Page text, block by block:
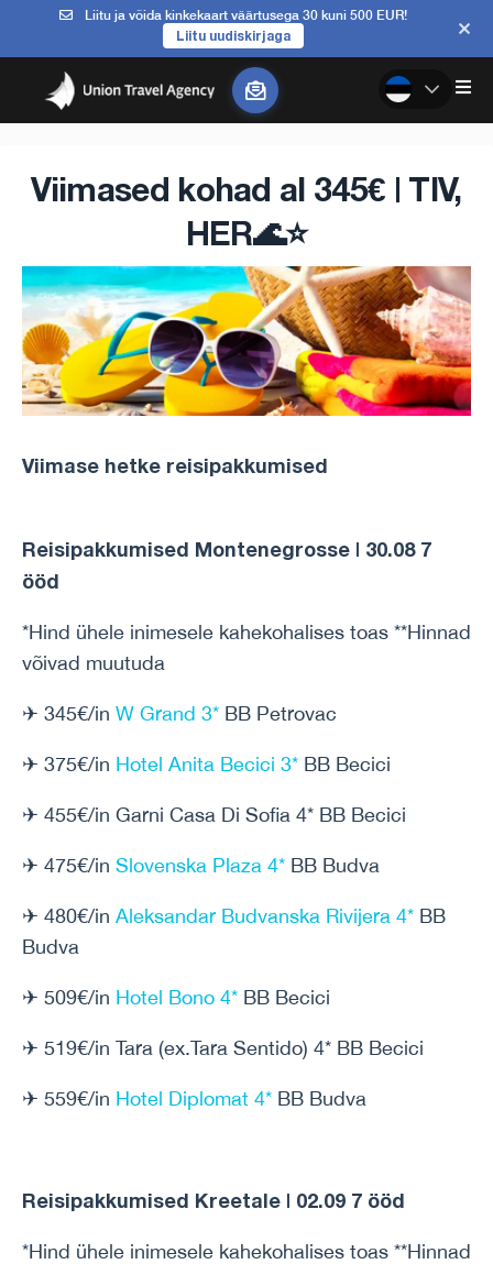
Liitu ja võida kinkekaart väärtusega 30 kuni 500 EUR!
Liitu uudiskirjaga
Viimased kohad al 345€ | TIV,
HER🌊⭐️
Viimase hetke reisipakkumised
Reisipakkumised Montenegrosse | 30.08 7
ööd
*Hind ühele inimesele kahekohalises toas **Hinnad
võivad muutuda
✈ 345€/in W Grand 3* BB Petrovac
✈ 375€/in Hotel Anita Becici 3* BB Becici
✈ 455€/in Garni Casa Di Sofia 4* BB Becici
✈ 475€/in Slovenska Plaza 4* BB Budva
✈ 480€/in Aleksandar Budvanska Rivijera 4* BB
Budva
✈ 509€/in Hotel Bono 4* BB Becici
✈ 519€/in Tara (ex.Tara Sentido) 4* BB Becici
✈ 559€/in Hotel Diplomat 4* BB Budva
Reisipakkumised Kreetale | 02.09 7 ööd
*Hind ühele inimesele kahekohalises toas **Hinnad